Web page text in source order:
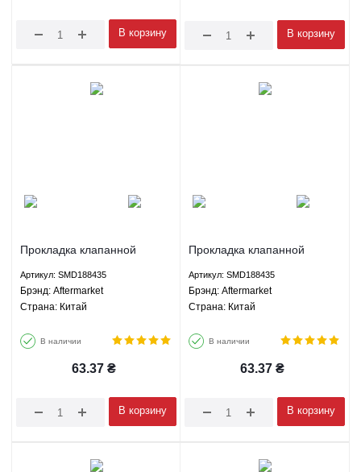
В корзину В корзину
Прокладка клапанной
- SMD188435 Aftermarket
Артикул: SMD188435
Брэнд: Aftermarket
Страна: Китай
В наличии
63.37₴
В корзину
Прокладка клапанной
- SMD188435 Aftermarket
Артикул: SMD188435
Брэнд: Aftermarket
Страна: Китай
В наличии
63.37₴
В корзину